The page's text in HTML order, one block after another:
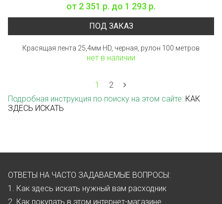
от 2 351 р. до 1 293 р.
ПОД ЗАКАЗ
Красящая лента 25,4мм HD, черная, рулон 100 метров
нет в наличии
1
2
Подробная инструкция по поиску на этом сайте: КАК
ЗДЕСЬ ИСКАТЬ
ОТВЕТЫ НА ЧАСТО ЗАДАВАЕМЫЕ ВОПРОСЫ:
1. Как здесь искать нужный вам расходник
2. Как покупать в этом интернет-магазине